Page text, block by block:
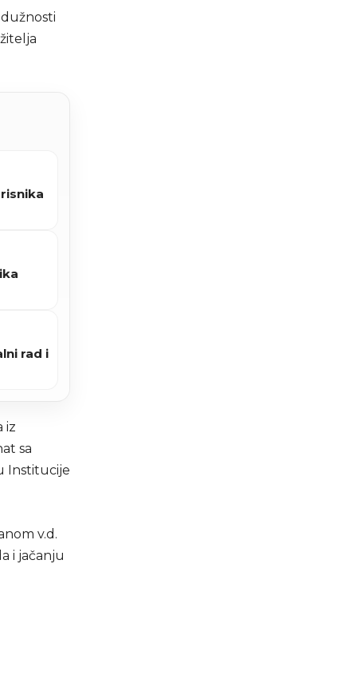
rad i
iz
sa
Institucije
v.d.
i jačanju